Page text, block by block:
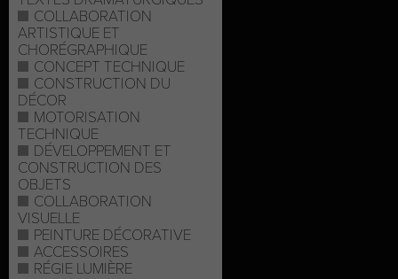
COLLABORATION
ARTISTIQUE ET
CHORÉGRAPHIQUE
CONCEPT TECHNIQUE
CONSTRUCTION DU
DÉCOR
MOTORISATION
TECHNIQUE
DÉVELOPPEMENT ET
CONSTRUCTION DES
OBJETS
COLLABORATION
VISUELLE
PEINTURE DÉCORATIVE
ACCESSOIRES
RÉGIE LUMIÈRE